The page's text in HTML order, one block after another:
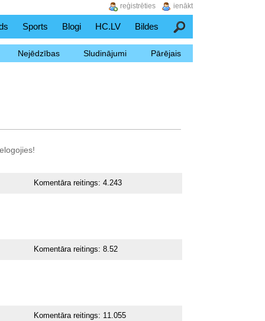
Sports Blogi HC.LV Bildes Meklēšana
Nejēdzības Sludinājumi Pārējais
Komentāra reitings:4.243
Komentāra reitings:8.52
Komentāra reitings: 11.055
ienākt
reģistrēties